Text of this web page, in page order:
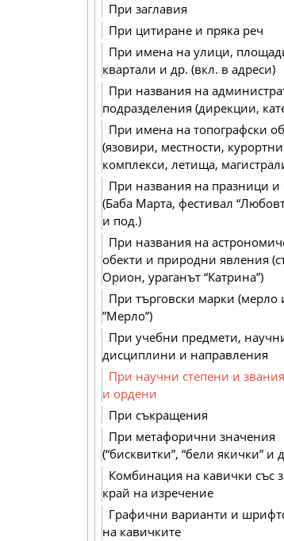
При заглавия
При цитиране и пряка реч
При имена на улици,
квартали и др. (вкл. в адреси)
При названия на
подразделения (дирекции,
При имена на топографски
(язовири, местности, курортни
комплекси, летища,
При названия на празници и
(Баба Марта, фестивал
и под.)
При названия на
обекти и природни явления
Орион, ураганът “Катрина”)
При търговски марки (мерло
”Мерло”)
При учебни предмети,
дисциплини и направления
При научни степени и
и ордени
При съкращения
При метафорични значения
(“бисквитки”, “бели якички” и
Комбинация на кавички със
край на изречение
Графични варианти и
на кавичките